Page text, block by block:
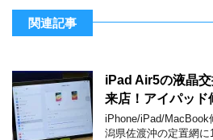
関連記事
iPad Air5の液晶
来店！アイパッド
iPhone/iPad/MacBook
潟県佐渡沖の定置網